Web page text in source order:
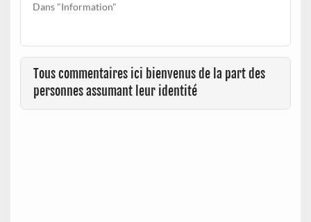
Dans "Information"
Tous commentaires ici bienvenus de la part des
personnes assumant leur identité